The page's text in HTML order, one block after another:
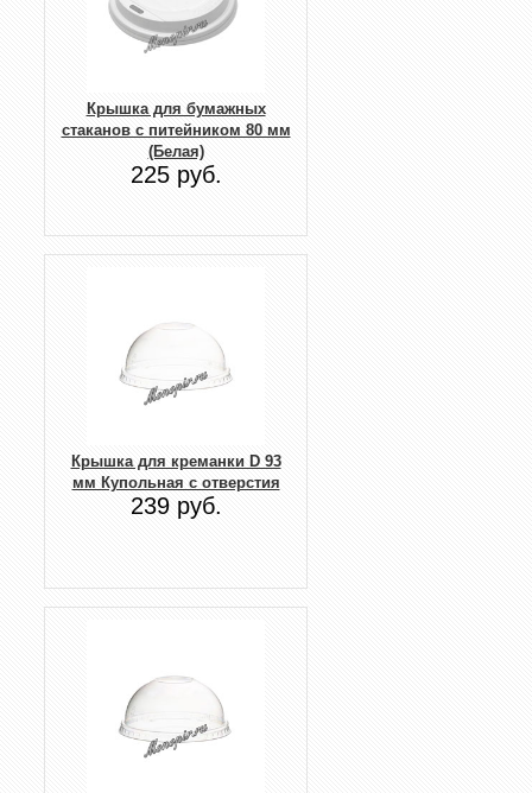
Крышка для бумажных
стаканов с питейником 80 мм
(Белая)
225 руб.
Крышка для креманки D 93
мм Купольная с отверстия
239 руб.